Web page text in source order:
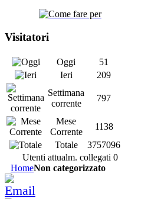
Visitatori
Oggi
51
Ieri
209
Settimana
corrente
797
Mese
Corrente
1138
Totale
3757096
Utenti attualm. collegati 0
HomeNon categorizzato